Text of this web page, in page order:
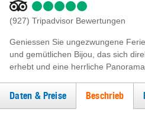
(927) Tripadvisor Bewertungen
Geniessen Sie ungezwungene
und gemütlichen Bijou, das sich
erhebt und eine herrliche
Daten & Preise Beschrieb